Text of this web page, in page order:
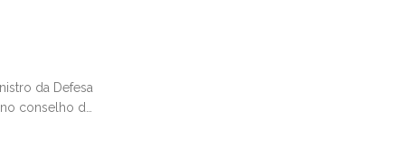
da Defesa
conselho da